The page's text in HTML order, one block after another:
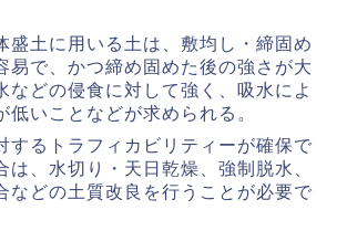
盛土に用いる土は、敷均し・締固め
易で、かつ締め固めた後の強さが大
などの侵食に対して強く、吸水によ
低いことなどが求められる。
するトラフィカビリティーが確保で
は、水切り・天日乾燥、強制脱水、
などの土質改良を行うことが必要で